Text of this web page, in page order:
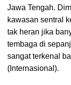
Jawa Tengah.
kawasan sentral
tak heran jika
tembaga di
sangat terkenal
(Internasional).